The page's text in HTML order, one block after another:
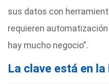
sus datos con
requieren automatización
hay mucho negocio”.
La clave está en